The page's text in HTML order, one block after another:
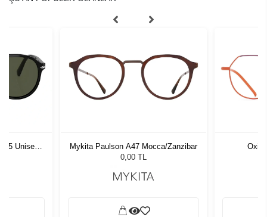
55 Unisex
Mykita Paulson A47 Mocca/Zanzibar
0,00 TL